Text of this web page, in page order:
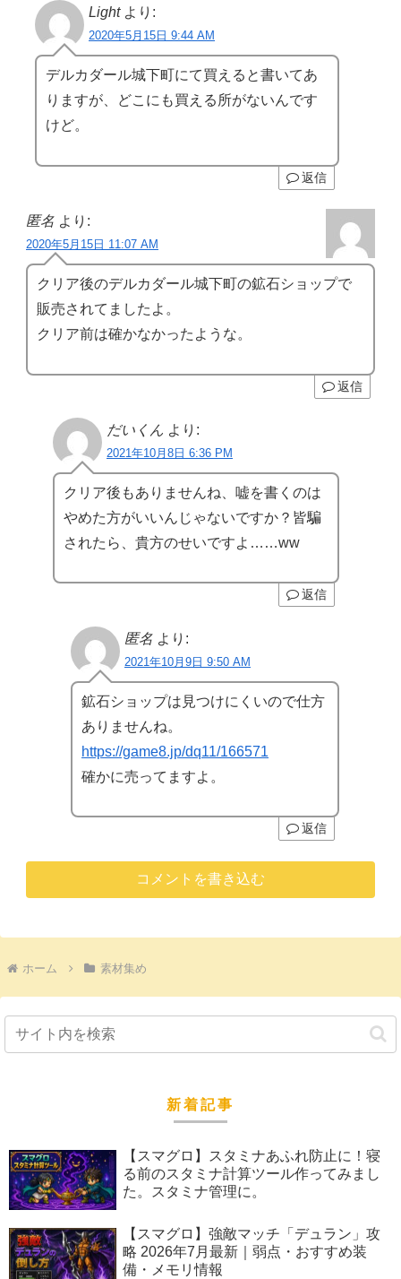
Light より:
2020年5月15日 9:44 AM
デルカダール城下町にて買えると書いてあ
りますが、どこにも買える所がないんです
けど。
返信
匿名 より:
2020年5月15日 11:07 AM
クリア後のデルカダール城下町の鉱石ショップで
販売されてましたよ。
クリア前は確かなかったような。
返信
だいくん より:
2021年10月8日 6:36 PM
クリア後もありませんね、嘘を書くのは
やめた方がいいんじゃないですか？皆騙
されたら、貴方のせいですよ……ww
返信
匿名 より:
2021年10月9日 9:50 AM
鉱石ショップは見つけにくいので仕方
ありませんね。
https://game8.jp/dq11/166571
確かに売ってますよ。
返信
コメントを書き込む
ホーム 素材集め
新着記事
【スマグロ】スタミナあふれ防止に！寝
る前のスタミナ計算ツール作ってみまし
た。スタミナ管理に。
【スマグロ】強敵マッチ「デュラン」攻
略 2026年7月最新｜弱点・おすすめ装
備・メモリ情報